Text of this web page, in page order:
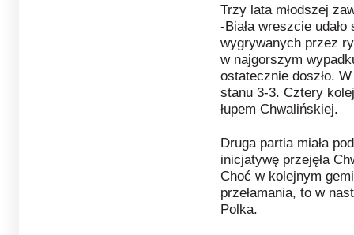
Trzy lata młodszej
-Biała wreszcie
wygrywanych przez
w najgorszym
ostatecznie doszło.
stanu 3-3. Cztery
łupem Chwalińskiej.
Druga partia miała
inicjatywę przejęła
Choć w kolejnym
przełamania, to w
Polka.